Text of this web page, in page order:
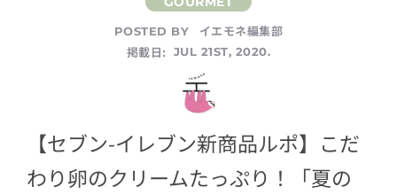
POSTED BY
イエモネ編集部
掲載日:
JUL 21ST, 2020.
【セブン-イレブン新商品ルポ】こだ
わり卵のクリームたっぷり！「夏の